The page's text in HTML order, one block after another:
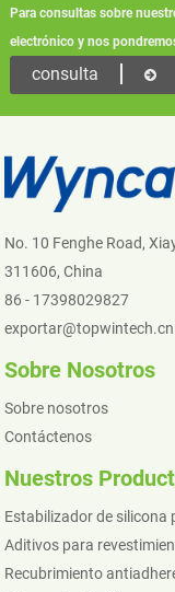
Para consultas sobre
electrónico y nos
consulta
No. 10 Fenghe Road,
311606, China
86 - 17398029827
exportar@topwintech.cn
Sobre Nosotros
Sobre nosotros
Contáctenos
Nuestros
Estabilizador de silicona
Aditivos para
Recubrimiento